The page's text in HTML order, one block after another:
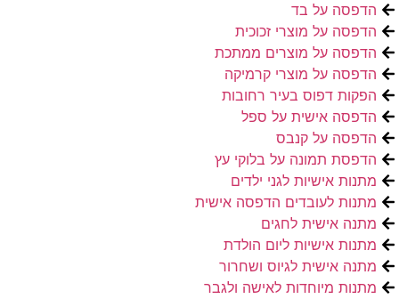
הדפסה על בד
הדפסה על מוצרי זכוכית
הדפסה על מוצרים ממתכת
הדפסה על מוצרי קרמיקה
הפקות דפוס בעיר רחובות
הדפסה אישית על ספל
הדפסה על קנבס
הדפסת תמונה על בלוקי עץ
מתנות אישיות לגני ילדים
מתנות לעובדים הדפסה אישית
מתנה אישית לחגים
מתנות אישיות ליום הולדת
מתנה אישית לגיוס ושחרור
מתנות מיוחדות לאישה ולגבר